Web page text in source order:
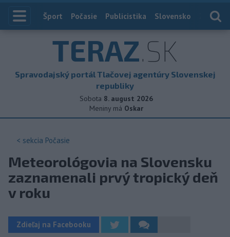
Index
Šport Počasie Publicistika Slovensko
TERAZ.SK
Spravodajský portál Tlačovej agentúry Slovenskej
republiky
Sobota 8. august 2026
Meniny má Oskar
< sekcia Počasie
Meteorológovia na Slovensku
zaznamenali prvý tropický deň
v roku
Zdieľaj na Facebooku